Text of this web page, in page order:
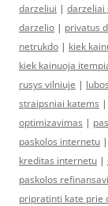
darzeliui | darzeliai
darzelio | privatus
netrukdo | kiek
kiek kainuoja
rusys vilniuje |
straipsniai katems |
optimizavimas |
paskolos internetu |
kreditas internetu |
paskolos
pripratinti kate prie